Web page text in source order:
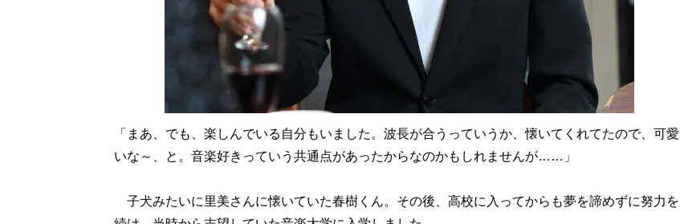
「まあ、でも、楽しんでいる自分もいました。波長が合うっていうか、懐いてくれてたので、可愛
いな～、と。音楽好きっていう共通点があったからなのかもしれませんが……」
子犬みたいに里美さんに懐いていた春樹くん。その後、高校に入ってからも夢を諦めずに努力を